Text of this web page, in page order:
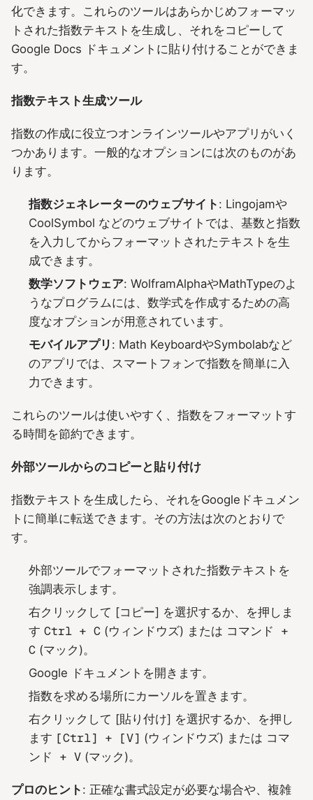
化できます。これらのツールはあらかじめフォーマッ
トされた指数テキストを生成し、それをコピーして
Google Docs ドキュメントに貼り付けることができま
す。
指数テキスト生成ツール
指数の作成に役立つオンラインツールやアプリがいく
つかあります。一般的なオプションには次のものがあ
ります。
指数ジェネレーターのウェブサイト : Lingojamや
CoolSymbol などのウェブサイトでは、基数と指数
を入力してからフォーマットされたテキストを生
成できます。
数学ソフトウェア: WolframAlphaやMathTypeのよ
うなプログラムには、数学式を作成するための高
度なオプションが用意されています。
モバイルアプリ : Math KeyboardやSymbolabなど
のアプリでは、スマートフォンで指数を簡単に入
力できます。
これらのツールは使いやすく、指数をフォーマットす
る時間を節約できます。
外部ツールからのコピーと貼り付け
指数テキストを生成したら、それをGoogleドキュメン
トに簡単に転送できます。その方法は次のとおりで
す。
外部ツールでフォーマットされた指数テキストを
強調表示します。
右クリックして [コピー] を選択するか、を押しま
すCtrl + C (ウィンドウズ) または コマンド +
C (マック)。
Google ドキュメントを開きます。
指数を求める場所にカーソルを置きます。
右クリックして [貼り付け] を選択するか、を押し
ます [Ctrl] + [V] (ウィンドウズ) または コマ
ンド + V (マック)。
プロのヒント : 正確な書式設定が必要な場合や、複雑